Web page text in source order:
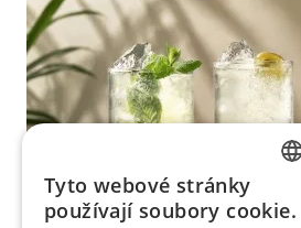
Tyto webové stránky
používají soubory cookie.